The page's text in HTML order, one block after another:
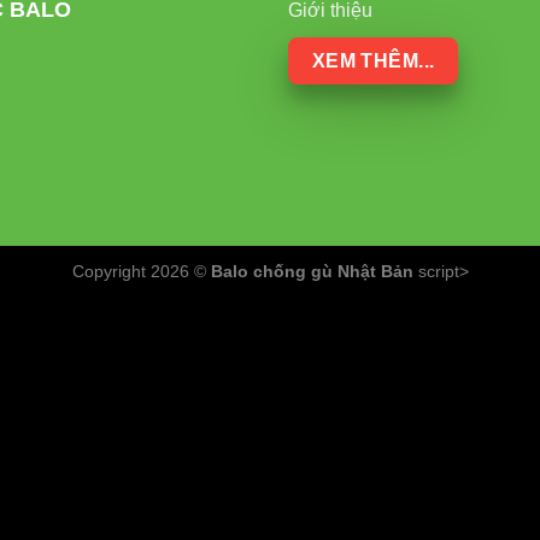
sản phẩm được minh chứng qua:
Hệ thống hỗ trợ khách hàng chuyên nghiệp
BALO Giới thiệu
XEM THÊM...
Copyright 2026 © Balo chống gù Nhật Bản script>